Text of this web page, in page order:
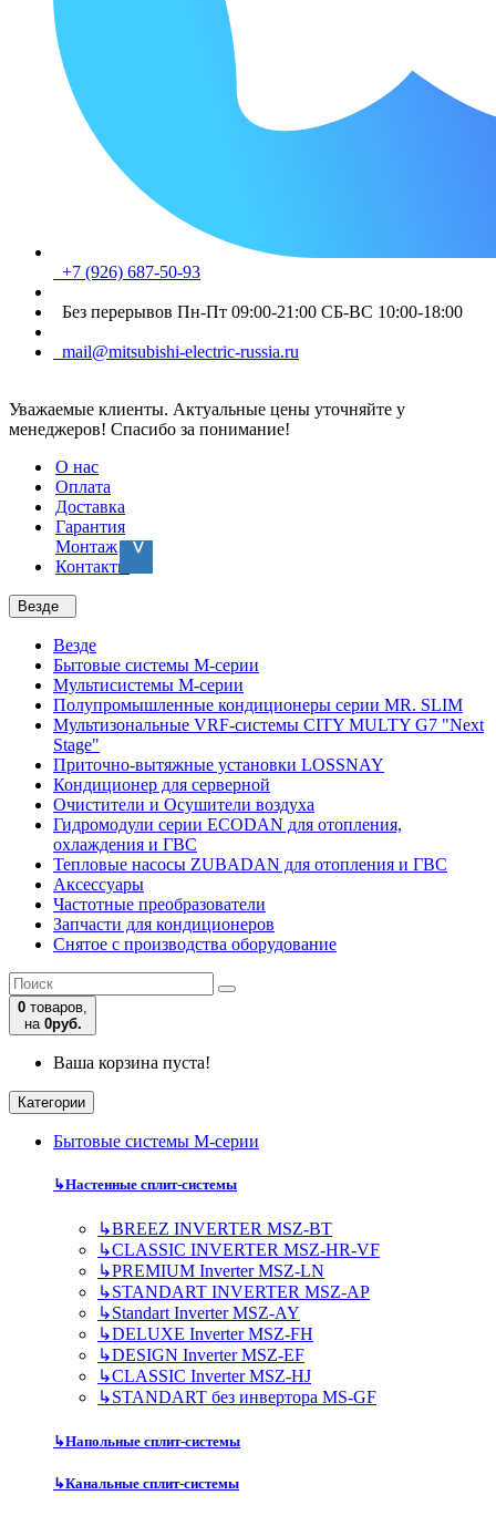
+7 (926) 687-50-93
Без перерывов Пн-Пт 09:00-21:00 СБ-ВС 10:00-18:00
mail@mitsubishi-electric-russia.ru
Уважаемые клиенты. Актуальные цены уточняйте у
менеджеров! Спасибо за понимание!
О нас
Оплата
Доставка
Гарантия
Монтаж
Контакты
Везде
Везде
Бытовые системы M-серии
Мультисистемы M-серии
Полупромышленные кондиционеры серии MR. SLIM
Мультизональные VRF-системы CITY MULTY G7 "Next
Stage"
Приточно-вытяжные установки LOSSNAY
Кондиционер для серверной
Очистители и Осушители воздуха
Гидромодули серии ECODAN для отопления,
охлаждения и ГВС
Тепловые насосы ZUBADAN для отопления и ГВС
Аксесcуары
Частотные преобразователи
Запчасти для кондиционеров
Снятое с производства оборудование
0 товаров,
на 0руб.
Ваша корзина пуста!
Категории
Бытовые системы M-серии
↳Настенные сплит-системы
↳BREEZ INVERTER MSZ-BT
↳CLASSIC INVERTER MSZ-HR-VF
↳PREMIUM Inverter MSZ-LN
↳STANDART INVERTER MSZ-AP
↳Standart Inverter MSZ-AY
↳DELUXE Inverter MSZ-FH
↳DESIGN Inverter MSZ-EF
↳CLASSIC Inverter MSZ-HJ
↳STANDART без инвертора MS-GF
↳Напольные сплит-системы
↳Канальные сплит-системы